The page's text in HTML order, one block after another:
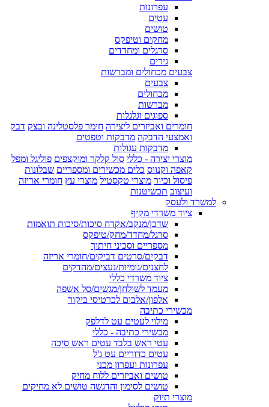
עפרונות
עטים
טושים
מחקים וטיפקס
סרגלים ומחדדים
גירים
צבעים מכחולים ומברשות
צבעים
מכחולים
מברשות
ספוגים וגלגלות
חומרים ואביזרים ליצירה חימר פלסטלינה ובצק דבק
ואמצעי הדבקה מדבקות וטפטים
מדבקות עגולות
מוצרי יצירה - כללי סול קלקר ומוקצפים פוליגל ומפל
קאפה וקנווס כלים מכשירים ומספריים שבלונות
פיסול וכיור מוצרי טקסטיל מוצרי עץ חומרי אריזה
ועיצוב תכשיטנות
למשרד ולעסק
ציוד משרדי מקיף
שדכן/מנקב/אקדח סיכות/סיכות תואמות
סרגל/מחדד/מחק/טיפקס
מספריים וסכיני חיתוך
דבקים/סרטים דביקים/חומרי אריזה
לחצנים/גומיות/נעצים/מהדקים
ציוד משרדי כללי
מעמד לשולחן/מגשים/סל אשפה
אלפון/אלבום לכרטיסי ביקור
מכשירי כתיבה
מילוי לעטים עט לדלפק
מכשירי כתיבה - כללי
עטי ראש בלבד עטים ראש סיכה
עטים כדוריים עט ג'ל
עפרונות ועפרון מכני
טושים ואביזרים ללוח מחיק
טושים לסימון והדגשה טושים לא מחיקים
מוצרי תיוק